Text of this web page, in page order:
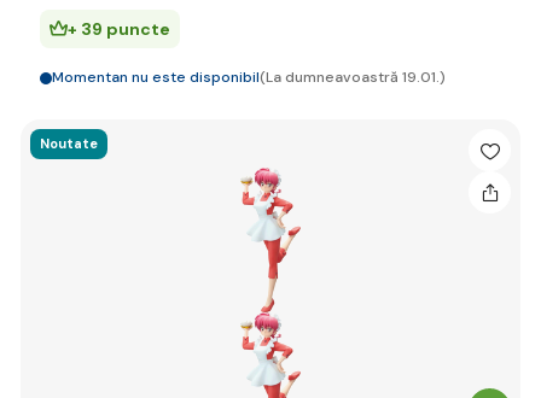
+ 39 puncte
Momentan nu este disponibil(La dumneavoastră 19.01.)
Noutate